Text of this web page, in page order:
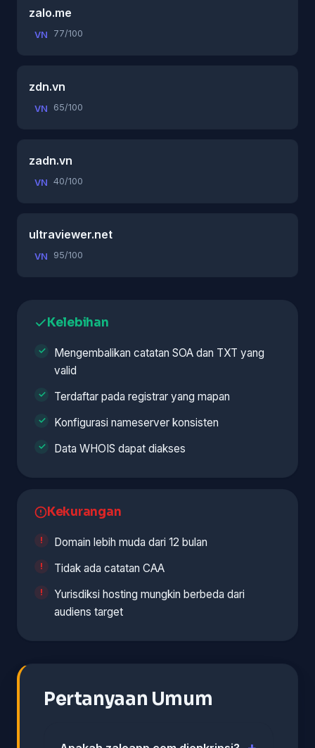
zalo.me
VN 77/100
zdn.vn
VN 65/100
zadn.vn
VN 40/100
ultraviewer.net
VN 95/100
Kelebihan
Mengembalikan catatan SOA dan TXT yang
valid
Terdaftar pada registrar yang mapan
Konfigurasi nameserver konsisten
Data WHOIS dapat diakses
Kekurangan
Domain lebih muda dari 12 bulan
Tidak ada catatan CAA
Yurisdiksi hosting mungkin berbeda dari
audiens target
Pertanyaan Umum